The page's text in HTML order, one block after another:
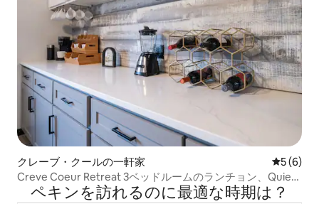
クレーブ・クールの一軒家 レビュー
5 (6)
Creve Coeur Retreat 3ベッドルームのランチョン、Quiet
Cul-des-ac
ペキンを訪⁠れ⁠るの⁠に最⁠適⁠な時⁠期⁠は⁠？